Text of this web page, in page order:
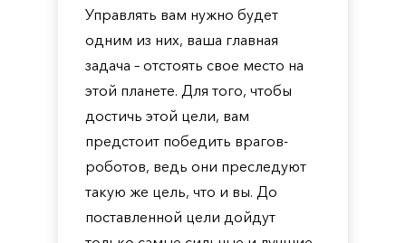
Управлять вам нужно будет
одним из них, ваша главная
задача – отстоять свое место на
этой планете. Для того, чтобы
достичь этой цели, вам
предстоит победить врагов-
роботов, ведь они преследуют
такую же цель, что и вы. До
поставленной цели дойдут